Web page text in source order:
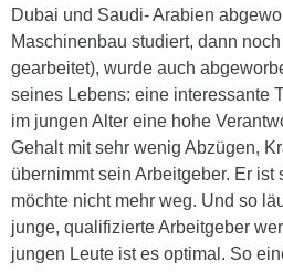
Dubai und Saudi- Arabien
Maschinenbau studiert, dann
gearbeitet), wurde auch
seines Lebens: eine interessante
im jungen Alter eine hohe
Gehalt mit sehr wenig Abzügen,
übernimmt sein Arbeitgeber. Er ist
möchte nicht mehr weg. Und so
junge, qualifizierte Arbeitgeber
jungen Leute ist es optimal. So